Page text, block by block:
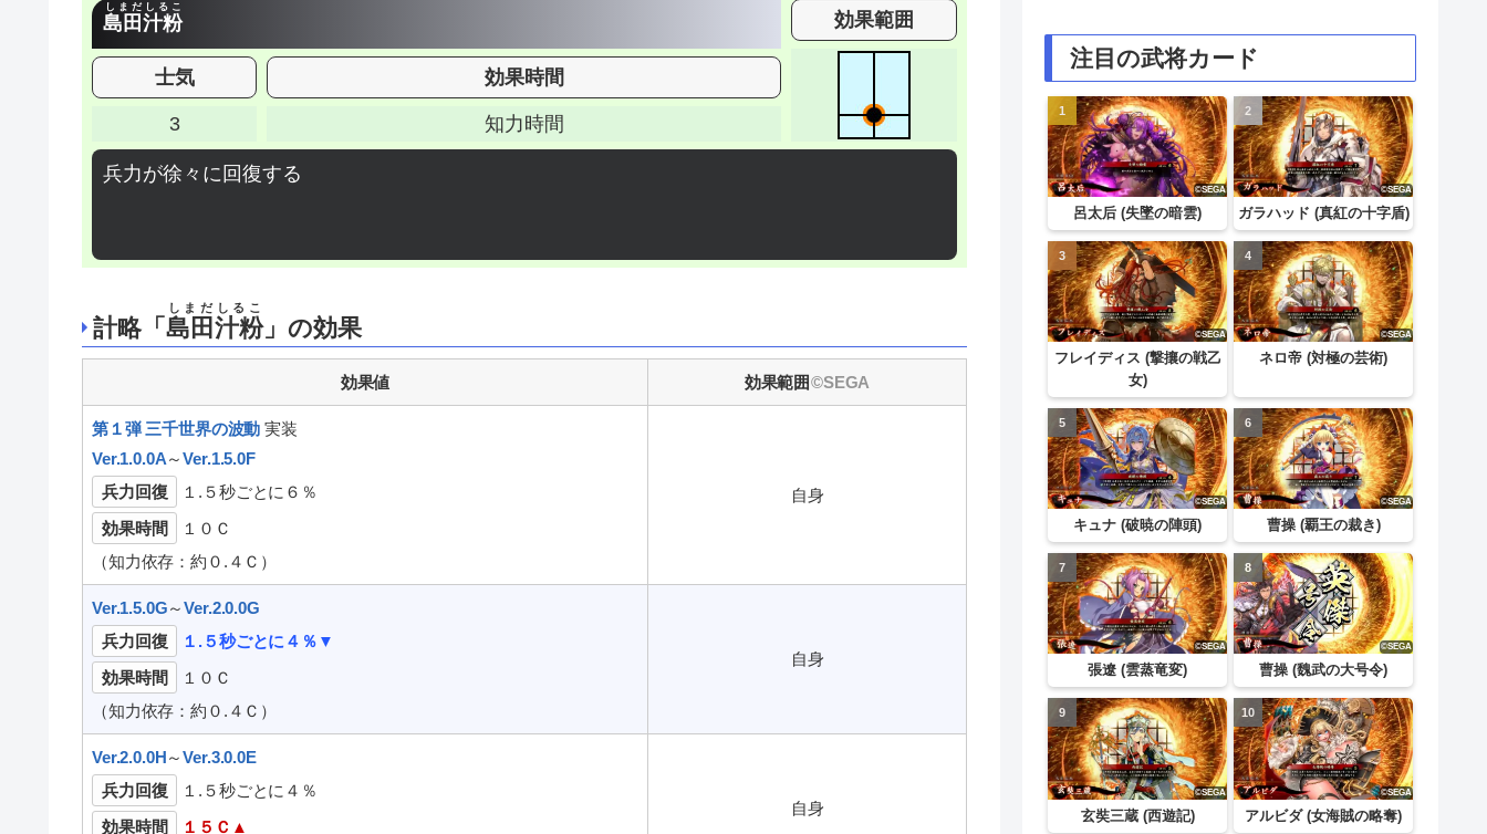
島田汁粉
しまだしるこ
効果範囲
士気 効果時間
3 知力時間
兵力が徐々に回復する
計略「 島田汁粉
しまだしるこ
」の効果
効果値 効果範囲
第１弾 三千世界の波動 実装
Ver.1.0.0A～Ver.1.5.0F
兵力回復
１.５秒ごとに６％
効果時間
１０Ｃ
（知力依存：約０.４Ｃ）
自身
Ver.1.5.0G～Ver.2.0.0G
兵力回復
１.５秒ごとに４％▼
効果時間
１０Ｃ
（知力依存：約０.４Ｃ）
自身
Ver.2.0.0H～Ver.3.0.0E
兵力回復
１.５秒ごとに４％
効果時間
１５Ｃ▲
自身
注目の武将カード
呂太后 (失墜の暗雲) ガラハッド (真紅の十字盾)
フレイディス (撃攘の戦乙
女)
ネロ帝 (対極の芸術)
キュナ (破暁の陣頭) 曹操 (覇王の裁き)
張遼 (雲蒸竜変) 曹操 (魏武の大号令)
玄奘三蔵 (西遊記) アルビダ (女海賊の略奪)